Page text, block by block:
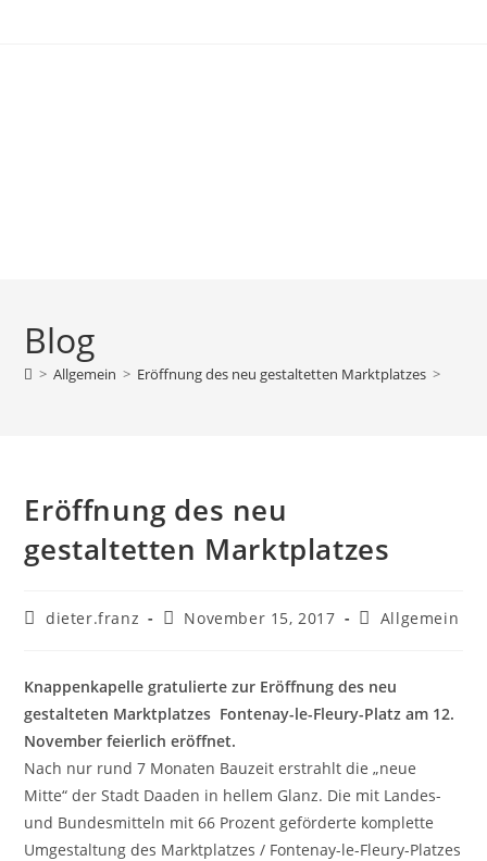
Blog
> Allgemein > Eröffnung des neu gestaltetten Marktplatzes >
Eröffnung des neu
gestaltetten Marktplatzes
dieter.franz November 15, 2017 Allgemein
Knappenkapelle gratulierte zur Eröffnung des neu
gestalteten Marktplatzes Fontenay-le-Fleury-Platz am 12.
November feierlich eröffnet.
Nach nur rund 7 Monaten Bauzeit erstrahlt die „neue
Mitte“ der Stadt Daaden in hellem Glanz. Die mit Landes-
und Bundesmitteln mit 66 Prozent geförderte komplette
Umgestaltung des Marktplatzes / Fontenay-le-Fleury-Platzes